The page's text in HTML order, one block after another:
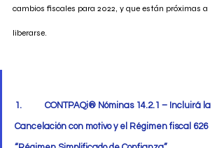
cambios fiscales para 2022, y que están próximas a
liberarse.
1.           CONTPAQi® Nóminas 14.2.1 – Incluirá la
Cancelación con motivo y el Régimen fiscal 626